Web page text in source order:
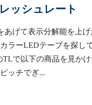
ッシュレート
げて表示分解能を上げ
ラーLEDテープを探し
TLで以下の商品を見か
ッチでぎ...